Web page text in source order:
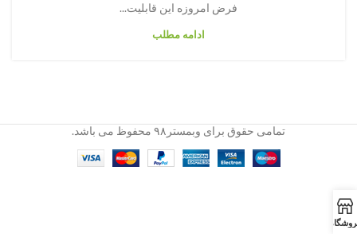
فرض امروزه این قابلیت...
ادامه مطلب
تمامی حقوق برای وبمستر۹۸ محفوظ می باشد.